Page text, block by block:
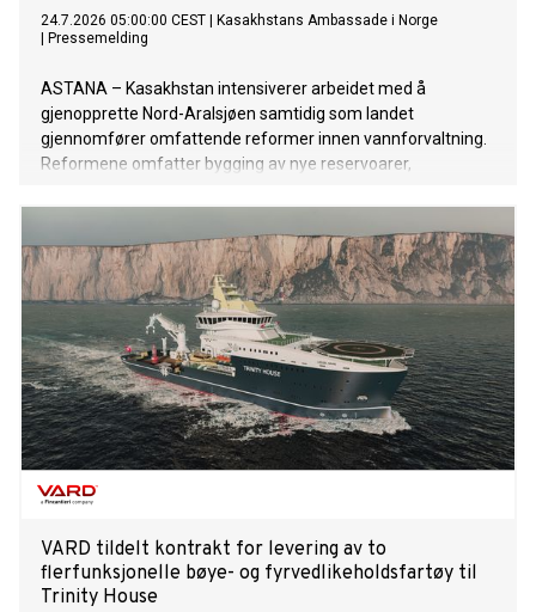
24.7.2026 05:00:00 CEST
Kasakhstans Ambassade i Norge
Pressemelding
ASTANA – Kasakhstan intensiverer arbeidet med å
gjenopprette Nord-Aralsjøen samtidig som landet
gjennomfører omfattende reformer innen vannforvaltning.
Reformene omfatter bygging av nye reservoarer,
VARD tildelt kontrakt for levering av to
flerfunksjonelle bøye- og fyrvedlikeholdsfartøy til
Trinity House